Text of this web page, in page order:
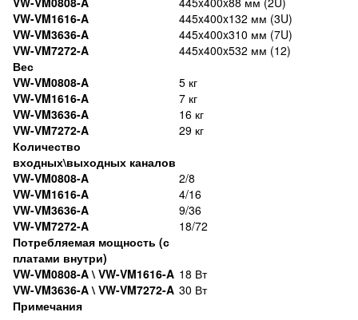
VW-VM1616-A
445x400x132 мм (3U)
VW-VM3636-A
445x400x310 мм (7U)
VW-VM7272-A
445x400x532 мм (12)
Вес
VW-VM0808-A
5 кг
VW-VM1616-A
7 кг
VW-VM3636-A
16 кг
VW-VM7272-A
29 кг
Количество
входных\выходных каналов
VW-VM0808-A
2/8
VW-VM1616-A
4/16
VW-VM3636-A
9/36
VW-VM7272-A
18/72
Потребляемая мощность (с
платами внутри)
VW-VM0808-A \ VW-VM1616-A 18 Вт
VW-VM3636-A \ VW-VM7272-A 30 Вт
Примечания